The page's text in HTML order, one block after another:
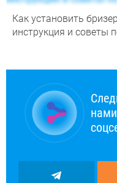
Как установить
инструкция и советы